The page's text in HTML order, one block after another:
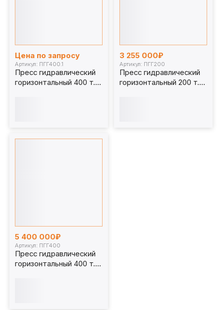
Цена по запросу
Артикул: ПГГ400.1
Пресс гидравлический
горизонтальный 400 т.
3 255 000₽
Артикул: ПГГ200
Пресс гидравлический
горизонтальный 200 т.
5 400 000₽
Артикул: ПГГ400
Пресс гидравлический
горизонтальный 400 т.